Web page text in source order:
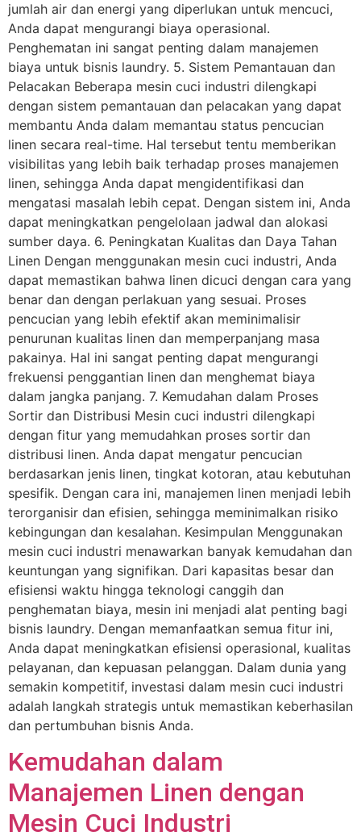
jumlah air dan energi yang diperlukan untuk mencuci,
Anda dapat mengurangi biaya operasional.
Penghematan ini sangat penting dalam manajemen
biaya untuk bisnis laundry. 5. Sistem Pemantauan dan
Pelacakan Beberapa mesin cuci industri dilengkapi
dengan sistem pemantauan dan pelacakan yang dapat
membantu Anda dalam memantau status pencucian
linen secara real-time. Hal tersebut tentu memberikan
visibilitas yang lebih baik terhadap proses manajemen
linen, sehingga Anda dapat mengidentifikasi dan
mengatasi masalah lebih cepat. Dengan sistem ini, Anda
dapat meningkatkan pengelolaan jadwal dan alokasi
sumber daya. 6. Peningkatan Kualitas dan Daya Tahan
Linen Dengan menggunakan mesin cuci industri, Anda
dapat memastikan bahwa linen dicuci dengan cara yang
benar dan dengan perlakuan yang sesuai. Proses
pencucian yang lebih efektif akan meminimalisir
penurunan kualitas linen dan memperpanjang masa
pakainya. Hal ini sangat penting dapat mengurangi
frekuensi penggantian linen dan menghemat biaya
dalam jangka panjang. 7. Kemudahan dalam Proses
Sortir dan Distribusi Mesin cuci industri dilengkapi
dengan fitur yang memudahkan proses sortir dan
distribusi linen. Anda dapat mengatur pencucian
berdasarkan jenis linen, tingkat kotoran, atau kebutuhan
spesifik. Dengan cara ini, manajemen linen menjadi lebih
terorganisir dan efisien, sehingga meminimalkan risiko
kebingungan dan kesalahan. Kesimpulan Menggunakan
mesin cuci industri menawarkan banyak kemudahan dan
keuntungan yang signifikan. Dari kapasitas besar dan
efisiensi waktu hingga teknologi canggih dan
penghematan biaya, mesin ini menjadi alat penting bagi
bisnis laundry. Dengan memanfaatkan semua fitur ini,
Anda dapat meningkatkan efisiensi operasional, kualitas
pelayanan, dan kepuasan pelanggan. Dalam dunia yang
semakin kompetitif, investasi dalam mesin cuci industri
adalah langkah strategis untuk memastikan keberhasilan
dan pertumbuhan bisnis Anda.
Kemudahan dalam
Manajemen Linen dengan
Mesin Cuci Industri